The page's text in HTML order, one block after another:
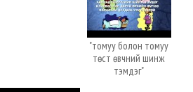
"томуу болон томуу
төст өвчний шинж
тэмдэг"